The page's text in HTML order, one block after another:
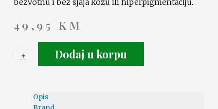
49,95 KM
-
+ Dodaj u korpu
Opis